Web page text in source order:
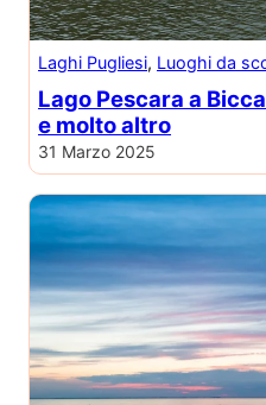
Laghi Pugliesi, Luoghi da
Lago Pescara a
e molto altro
31 Marzo 2025